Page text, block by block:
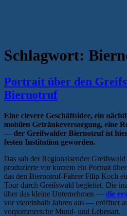
Schlagwort:
Portrait über den
Biernotruf
Eine clevere Geschäftsidee, ein
mobilen Getränkeversorgung, eine
— der Greifwalder Biernotruf ist
festen Institution geworden.
Das sah der Regionalsender
produzierte vor kurzem ein Portrait
das den Biernotruf-Fahrer Filip Koch
Tour durch Greifswald begleitet. Die
über das kleine Unternehmen — die
vor viereinhalb Jahren aus — eröffnet
vorpommersche Mund- und Lebenart.